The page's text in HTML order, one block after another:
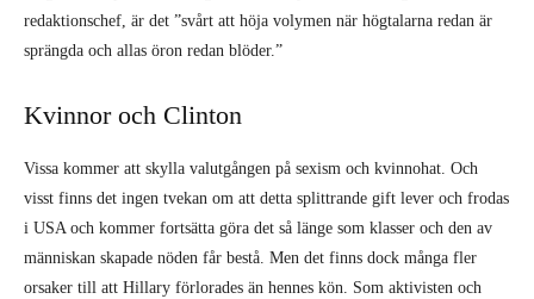
människan skapade nöden får bestå. Men det finns dock många fler
orsaker till att Hillary förlorades än hennes kön. Som aktivisten och
vagina.”
Även om Trump är en motbjudande sexist i ord och personlig handling,
så bleknar detta i jämförelse med Clintons attacker mot miljontals
arbetande kvinnors intressen både i USA och internationellt. Ett
exempel är den ökända Clinton-stiftelsen som bara ger sina kvinnliga
anställda 72 procent av vad deras manliga kollegor tjänar – vilket till